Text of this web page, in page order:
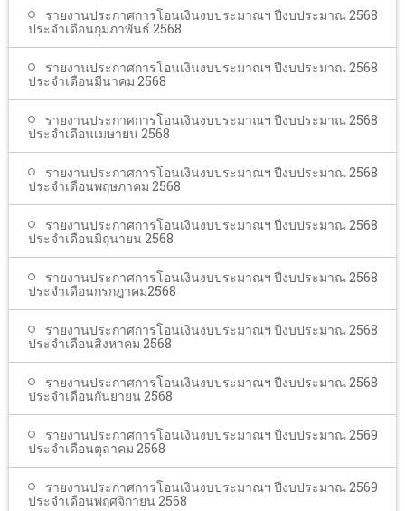
รายงานประกาศการโอนเงินงบประมาณฯ ปีงบประมาณ 2568
ประจำเดือนกุมภาพันธ์ 2568
รายงานประกาศการโอนเงินงบประมาณฯ ปีงบประมาณ 2568
ประจำเดือนมีนาคม 2568
รายงานประกาศการโอนเงินงบประมาณฯ ปีงบประมาณ 2568
ประจำเดือนเมษายน 2568
รายงานประกาศการโอนเงินงบประมาณฯ ปีงบประมาณ 2568
ประจำเดือนพฤษภาคม 2568
รายงานประกาศการโอนเงินงบประมาณฯ ปีงบประมาณ 2568
ประจำเดือนมิถุนายน 2568
รายงานประกาศการโอนเงินงบประมาณฯ ปีงบประมาณ 2568
ประจำเดือนกรกฎาคม2568
รายงานประกาศการโอนเงินงบประมาณฯ ปีงบประมาณ 2568
ประจำเดือนสิงหาคม 2568
รายงานประกาศการโอนเงินงบประมาณฯ ปีงบประมาณ 2568
ประจำเดือนกันยายน 2568
รายงานประกาศการโอนเงินงบประมาณฯ ปีงบประมาณ 2569
ประจำเดือนตุลาคม 2568
รายงานประกาศการโอนเงินงบประมาณฯ ปีงบประมาณ 2569
ประจำเดือนพฤศจิกายน 2568